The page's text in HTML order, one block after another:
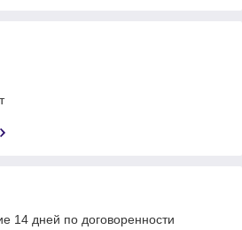
14 дней по договоренности